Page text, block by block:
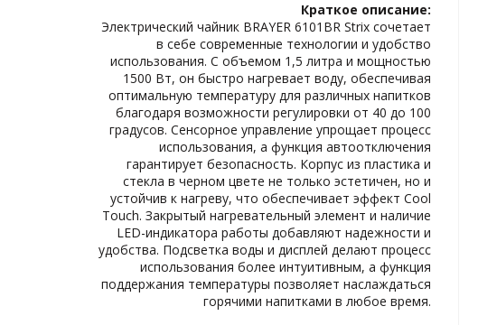
Краткое описание:
Электрический чайник BRAYER 6101BR Strix сочетает
в себе современные технологии и удобство
использования. С объемом 1,5 литра и мощностью
1500 Вт, он быстро нагревает воду, обеспечивая
оптимальную температуру для различных напитков
благодаря возможности регулировки от 40 до 100
градусов. Сенсорное управление упрощает процесс
использования, а функция автоотключения
гарантирует безопасность. Корпус из пластика и
стекла в черном цвете не только эстетичен, но и
устойчив к нагреву, что обеспечивает эффект Cool
Touch. Закрытый нагревательный элемент и наличие
LED-индикатора работы добавляют надежности и
удобства. Подсветка воды и дисплей делают процесс
использования более интуитивным, а функция
поддержания температуры позволяет наслаждаться
горячими напитками в любое время.